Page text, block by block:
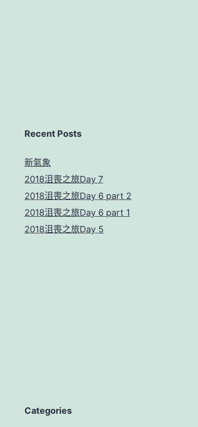
Recent Posts
新氣象
2018沮喪之旅Day 7
2018沮喪之旅Day 6 part 2
2018沮喪之旅Day 6 part 1
2018沮喪之旅Day 5
Categories